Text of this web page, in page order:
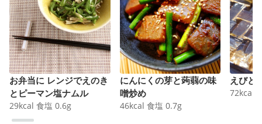
お弁当に レンジでえのき
とピーマン塩ナムル
29kcal 食塩 0.6g
にんにくの芽と蒟蒻の味
噌炒め
46kcal 食塩 0.7g
えびと
72kcal